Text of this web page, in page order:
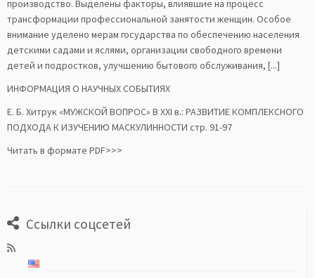
производство. Выделены факторы, влиявшие на процесс
трансформации профессиональной занятости женщин. Особое
внимание уделено мерам государства по обеспечению населения
детскими садами и яслями, организации свободного времени
детей и подростков, улучшению бытового обслуживания, [...]
ИНФОРМАЦИЯ О НАУЧНЫХ СОБЫТИЯХ
Е. Б. Хитрук «МУЖСКОЙ ВОПРОС» В XXI в.: РАЗВИТИЕ КОМПЛЕКСНОГО
ПОДХОДА К ИЗУЧЕНИЮ МАСКУЛИННОСТИ стр. 91-97
Читать в формате PDF>>>
Ссылки соцсетей